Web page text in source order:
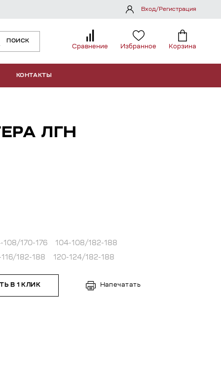
ПОИСК
Сравнение Избранное Корзина
КОНТАКТЫ
Вход/Регистрация
ЛГН
108/170-176 104-108/182-188
116/182-188 120-124/182-188
В 1 КЛИК Напечатать